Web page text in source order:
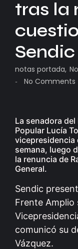
tras la
Sendic
notas portada,
- No Comments
La senadora
Popular Lucía
vicepresidencia
semana, luego
la renuncia de
General.
Sendic
Frente Amplio
comunicó su
Vázquez.